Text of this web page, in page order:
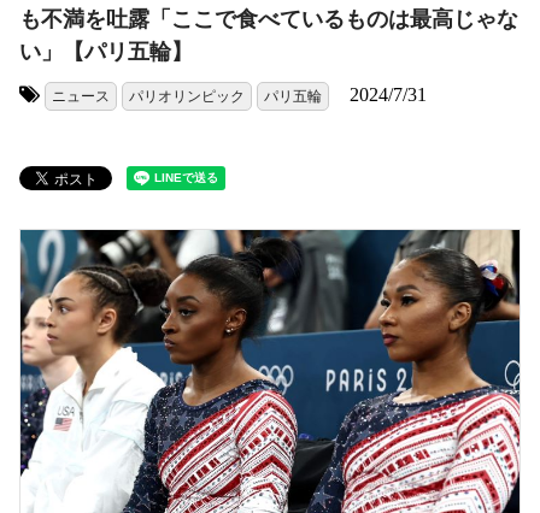
も不満を吐露「ここで食べているものは最高じゃな
い」【パリ五輪】
ニュース パリオリンピック パリ五輪 2024/7/31